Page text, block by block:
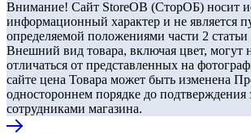
Внимание! Сайт StoreOB (СторОБ) носит
информационный характер и не является
определяемой положениями части 2
Внешний вид товара, включая цвет, могут
отличаться от представленных на
сайте цена Товара может быть изменена
одностороннем порядке до подтверждения
сотрудниками магазина.